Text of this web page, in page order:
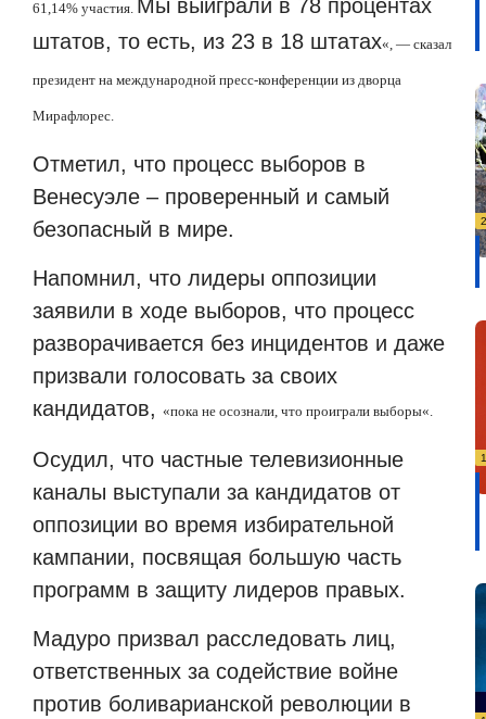
61,14% участия. Мы выиграли в 78 процентах
штатов, то есть, из 23 в 18 штатах«, — сказал
президент на международной пресс-конференции из дворца
Мирафлорес.
Отметил, что процесс выборов в
Венесуэле – проверенный и самый
безопасный в мире.
Напомнил, что лидеры оппозиции
заявили в ходе выборов, что процесс
разворачивается без инцидентов и даже
призвали голосовать за своих
кандидатов, «пока не осознали, что проиграли выборы«
Осудил, что частные телевизионные
каналы выступали за кандидатов от
оппозиции во время избирательной
кампании, посвящая большую часть
программ в защиту лидеров правых.
Мадуро призвал расследовать лиц,
ответственных за содействие войне
против боливарианской революции в